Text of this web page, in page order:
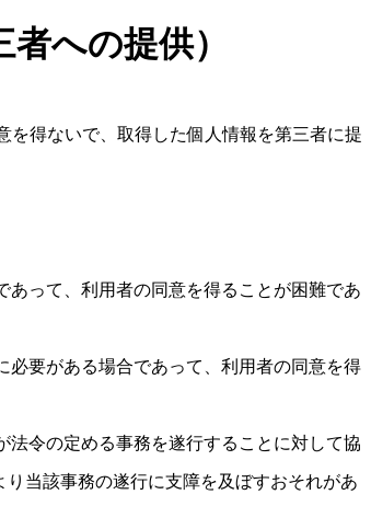
への提供）
得ないで、取得した個人情報を第三者に提
って、利用者の同意を得ることが困難であ
要がある場合であって、利用者の同意を得
令の定める事務を遂行することに対して協
当該事務の遂行に支障を及ぼすおそれがあ